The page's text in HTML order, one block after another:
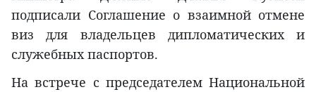
подписали Соглашение о взаимной отмене
виз для владельцев дипломатических и
служебных паспортов.
На встрече с председателем Национальной